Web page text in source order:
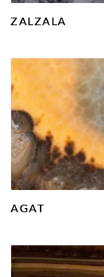
ZALZALA
AGAT